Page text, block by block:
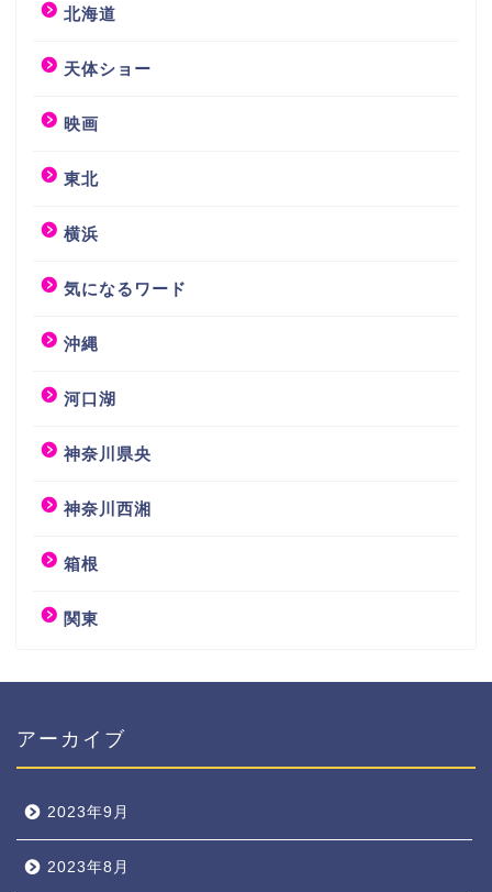
北海道
天体ショー
映画
東北
横浜
気になるワード
沖縄
河口湖
神奈川県央
神奈川西湘
箱根
関東
アーカイブ
2023年9月
2023年8月